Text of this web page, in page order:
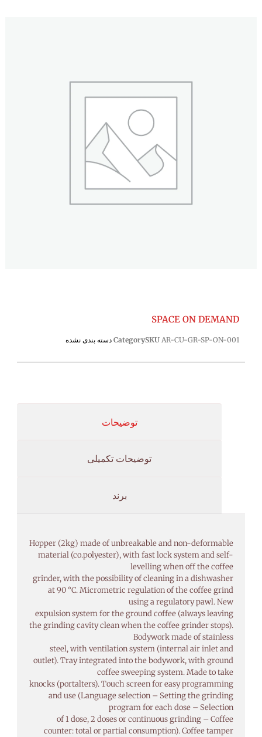
SPACE ON DEMAND
SKU AR-CU-GR-SP-ON-001
Category دسته بندی نشده
توضیحات
توضیحات تکمیلی
برند
Hopper (2kg) made of unbreakable and non-deformable
material (co.polyester), with fast lock system and self-
levelling when off the coffee
grinder, with the possibility of cleaning in a dishwasher
at 90 °C. Micrometric regulation of the coffee grind
using a regulatory pawl. New
expulsion system for the ground coffee (always leaving
the grinding cavity clean when the coffee grinder stops).
Bodywork made of stainless
steel, with ventilation system (internal air inlet and
outlet). Tray integrated into the bodywork, with ground
coffee sweeping system. Made to take
knocks (portalters). Touch screen for easy programming
and use (Language selection – Setting the grinding
program for each dose – Selection
of 1 dose, 2 doses or continuous grinding – Coffee
counter: total or partial consumption). Coffee tamper